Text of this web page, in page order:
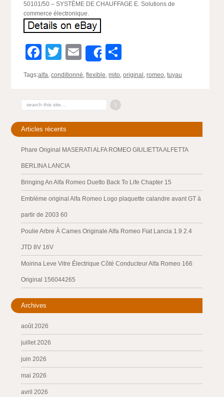
50101/50 – SYSTÈME DE CHAUFFAGE E. Solutions de
commerce électronique.
Facebook
Twitter
EmailShare
Tags:alfa,conditionné,flexible,mito,original ,romeo,tuyau
Articles récents
Phare Original MASERATI ALFA ROMEO GIULIETTA ALFETTA
BERLINA LANCIA
Bringing An Alfa Romeo Duetto Back To Life Chapter 15
Emblème original Alfa Romeo Logo plaquette calandre avant GT à
partir de 2003 60
Poulie Arbre À Cames Originale Alfa Romeo Fiat Lancia 1.9 2.4
JTD 8V 16V
Moirina Leve Vitre Électrique Côté Conducteur Alfa Romeo 166
Original 156044265
Archives
août 2026
juillet 2026
juin 2026
mai 2026
avril 2026